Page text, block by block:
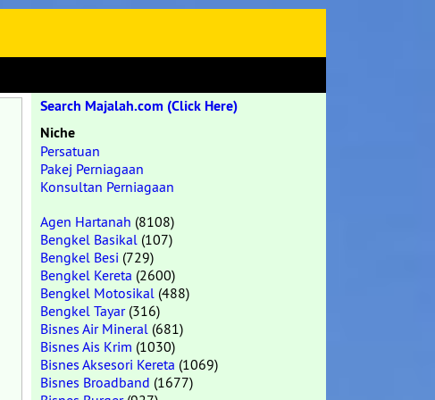
Search Majalah.com (Click Here)
Niche
Persatuan
Pakej Perniagaan
Konsultan Perniagaan
Agen Hartanah (8108)
Bengkel Basikal (107)
Bengkel Besi (729)
Bengkel Kereta (2600)
Bengkel Motosikal (488)
Bengkel Tayar(316)
Bisnes Air Mineral (681)
Bisnes Ais Krim (1030)
Bisnes Aksesori Kereta (1069)
Bisnes Broadband (1677)